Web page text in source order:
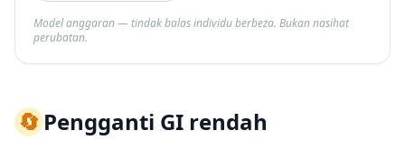
Model anggaran — tindak balas individu berbeza. Bukan nasihat
perubatan.
🔄Pengganti GI rendah